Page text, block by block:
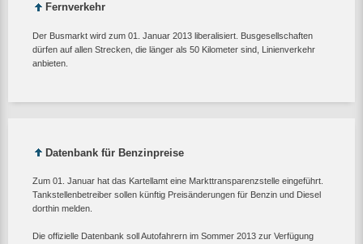
Fernverkehr
Der Busmarkt wird zum 01. Januar 2013 liberalisiert. Busgesellschaften
dürfen auf allen Strecken, die länger als 50 Kilometer sind, Linienverkehr
anbieten.
Datenbank für Benzinpreise
Zum 01. Januar hat das Kartellamt eine Markttransparenzstelle eingeführt.
Tankstellenbetreiber sollen künftig Preisänderungen für Benzin und Diesel
dorthin melden.
Die offizielle Datenbank soll Autofahrern im Sommer 2013 zur Verfügung